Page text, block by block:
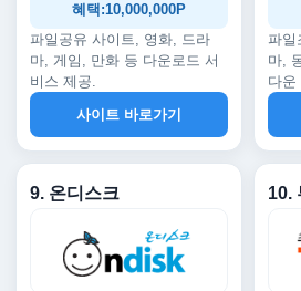
혜택:10,000,000P
파일공유 사이트, 영화, 드라
마, 게임, 만화 등 다운로드 서
비스 제공.
사이트 바로가기
파일
마,
다운
9. 온디스크 10.